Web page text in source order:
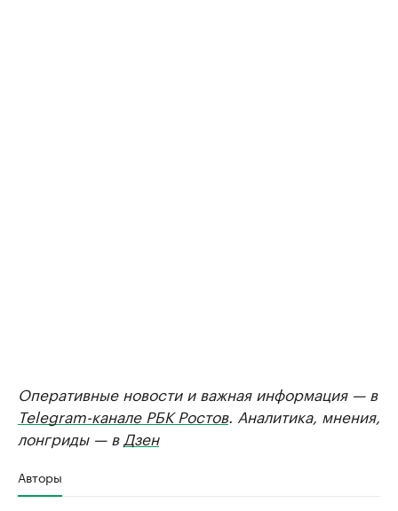
Оперативные новости и важная информация — в
Telegram-канале РБК Ростов. Аналитика, мнения,
лонгриды — в Дзен
Авторы